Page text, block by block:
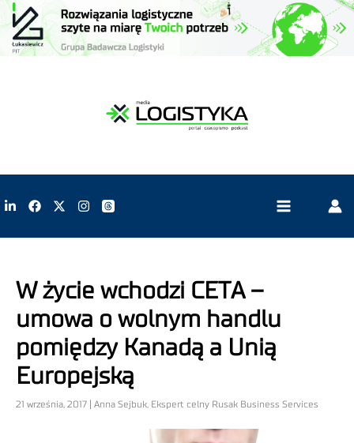
W życie wchodzi CETA –
umowa o wolnym handlu
pomiędzy Kanadą a Unią
Europejską
21 września, 2017 | Anna Sejbuk, Ekspert celny Rusak Business Services